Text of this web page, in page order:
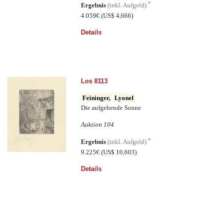
Ergebnis(inkl. Aufgeld)*
4.059€(US$ 4,666)
Details
Los 8113
Feininger, Lyonel
Die aufgehende Sonne
Auktion 104
Ergebnis(inkl. Aufgeld)*
9.225€(US$ 10,603)
Details